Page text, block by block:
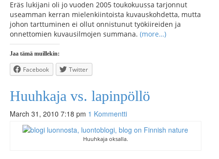
Eräs lukijani oli jo vuoden 2005 toukokuussa tarjonnut
useamman kerran mielenkiintoista kuvauskohdetta, mutta
johon tarttuminen ei ollut onnistunut työkiireiden ja
onnettomien kuvausilmojen summana. (more…)
Jaa tämä muillekin:
Facebook Twitter
Huuhkaja vs. lapinpöllö
March 31, 2010 7:18 pm 1 Kommentti
Huuhkaja oksalla.